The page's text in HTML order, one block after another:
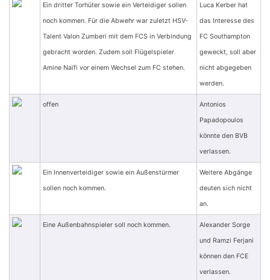
Ein dritter Torhüter sowie ein Verteidiger sollen
noch kommen. Für die Abwehr war zuletzt HSV-
Talent Valon Zumberi mit dem FCS in Verbindung
gebracht worden. Zudem soll Flügelspieler
Amine Naïfi vor einem Wechsel zum FC stehen.
Luca Kerber hat
das Interesse des
FC Southampton
geweckt, soll aber
nicht abgegeben
werden.
offen
Antonios
Papadopoulos
könnte den BVB
verlassen.
Ein Innenverteidiger sowie ein Außenstürmer
sollen noch kommen.
Weitere Abgänge
deuten sich nicht
an.
Eine Außenbahnspieler soll noch kommen.
Alexander Sorge
und Ramzi Ferjani
können den FCE
verlassen.